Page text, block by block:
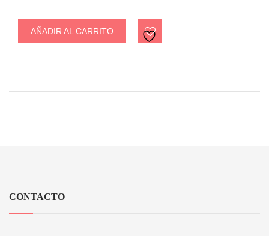
AÑADIR AL CARRITO
CONTACTO